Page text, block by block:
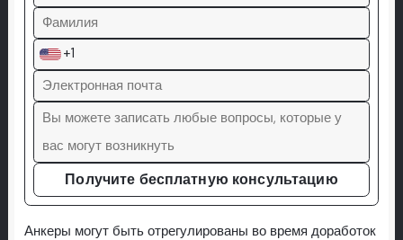
+1
Получите бесплатную консультацию
Анкеры могут быть отрегулированы во время доработок